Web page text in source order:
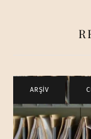
ARŞİV